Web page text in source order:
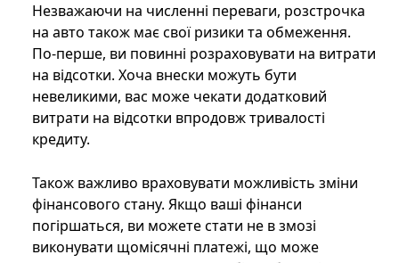
Незважаючи на численні переваги, розстрочка
на авто також має свої ризики та обмеження.
По-перше, ви повинні розраховувати на витрати
на відсотки. Хоча внески можуть бути
невеликими, вас може чекати додатковий
витрати на відсотки впродовж тривалості
кредиту.
Також важливо враховувати можливість зміни
фінансового стану. Якщо ваші фінанси
погіршаться, ви можете стати не в змозі
виконувати щомісячні платежі, що може